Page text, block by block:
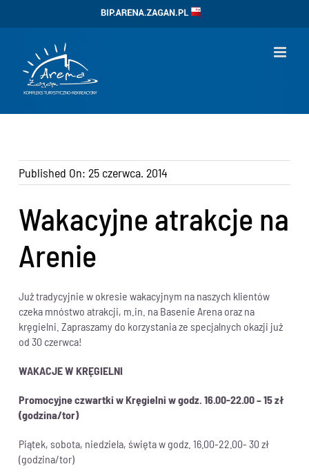
BIP
Published On: 25 czerwca. 2014
Wakacyjne atrakcje na
Arenie
Już tradycyjnie w okresie wakacyjnym na naszych klientów
czeka mnóstwo atrakcji, m.in. na Basenie Arena oraz na
kręgielni. Zapraszamy do korzystania ze specjalnych okazji już
od 30 czerwca!
WAKACJE W KRĘGIELNI
Promocyjne czwartki w Kręgielni w godz. 16.00-22.00 – 15 zł
(godzina/tor)
Piątek, sobota, niedziela, święta w godz. 16.00-22.00- 30 zł
(godzina/tor)